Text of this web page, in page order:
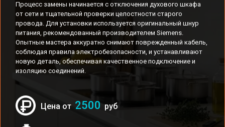
Процесс замены начинается с отключения духового шкафа
от сети и тщательной проверки целостности старого
провода. Для установки используется оригинальный шнур
питания, рекомендованный производителем Siemens.
Опытные мастера аккуратно снимают поврежденный кабель,
соблюдая правила электробезопасности, и устанавливают
новую деталь, обеспечивая качественное подключение и
изоляцию соединений.
Цена от 2500 руб